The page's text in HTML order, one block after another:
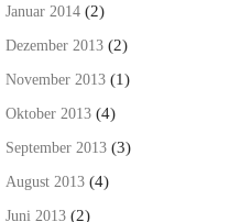
Januar 2014 (2)
Dezember 2013 (2)
November 2013 (1)
Oktober 2013 (4)
September 2013 (3)
August 2013 (4)
Juni 2013 (2)